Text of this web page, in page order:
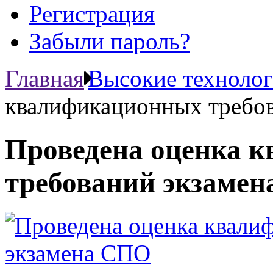
Регистрация
Забыли пароль?
ГлавнаяВысокие
квалификационных
Проведена оценка
требований